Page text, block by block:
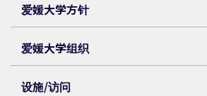
爱媛大学方针
爱媛大学组织
设施/访问